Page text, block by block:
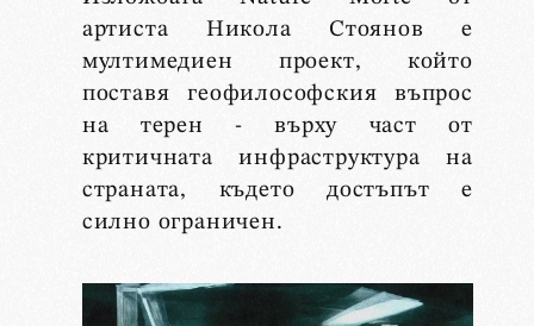
артиста Никола Стоянов е
мултимедиен проект, който
поставя геофилософския въпрос
на терен - върху част от
критичната инфраструктура на
страната, където достъпът е
силно ограничен.